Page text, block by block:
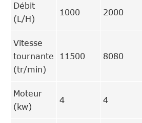
Débit
(L/H)
1000 2000
Vitesse
tournante
(tr/min)
11500 8080
Moteur
(kw)
4 4